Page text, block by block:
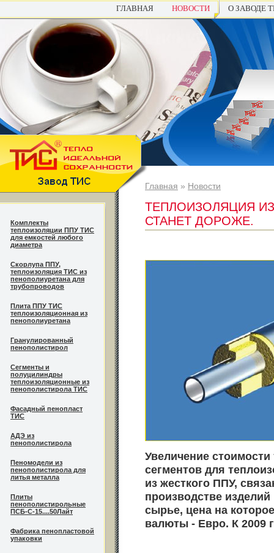
ГЛАВНАЯ НОВОСТИ О ЗАВОДЕ
Комплекты
теплоизоляции ППУ ТИС
для емкостей любого
диаметра
Cкорлупа ППУ,
теплоизоляция ТИС из
пенополиуретана для
трубопроводов
Плита ППУ ТИС
теплоизоляционная из
пенополиуретана
Гранулированный
пенополистирол
Сегменты и
полуцилиндры
теплоизоляционные из
пенополистирола ТИС
Фасадный пенопласт
ТИС
АДЭ из
пенополистирола
Пеномодели из
пенополистирола для
литья металла
Плиты
пенополистирольные
ПСБ-С-15....50Лайт
Фабрика пенопластовой
упаковки
Главная » Новости
ТЕПЛОИЗОЛЯЦИЯ
СТАНЕТ ДОРОЖЕ.
Увеличение
сегментов для
из жесткого ППУ,
производстве
сырье, цена на
валюты - Евро. К 2009